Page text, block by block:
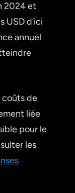
2024 et
USD d’ici
annuel
coûts de
liée
pour le
les